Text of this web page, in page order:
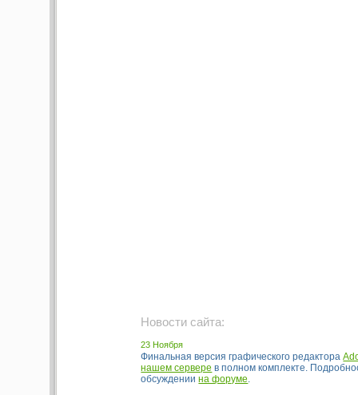
Новости сайта:
23 Ноября
Финальная версия графического редактора
нашем сервере в полном комплекте.
обсуждениина форуме